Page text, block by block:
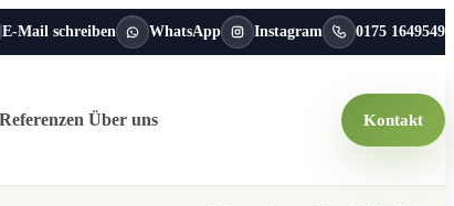
E-Mail schreiben WhatsApp Instagram 0175 1649549
Referenzen Über uns Kontakt